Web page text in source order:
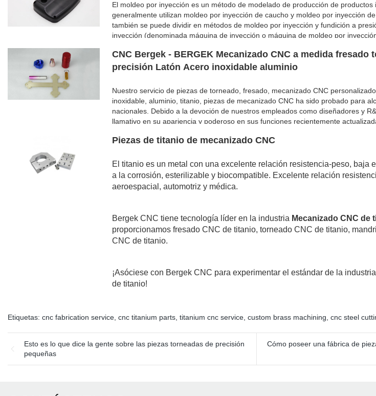
El moldeo por inyección es un método de modelado de producción de
generalmente utilizan moldeo por inyección de caucho y moldeo por inyección
también se puede dividir en métodos de moldeo por inyección y fundición a
inyección (denominada máquina de inyección o máquina de moldeo por
moldeo principal, el moldeo por inyección se logra mediante una máquina de
CNC Bergek - BERGEK Mecanizado CNC a medida
precisión Latón Acero inoxidable aluminio
Nuestro servicio de piezas de torneado, fresado, mecanizado CNC
inoxidable, aluminio, titanio, piezas de mecanizado CNC ha sido probado para
nacionales. Debido a la devoción de nuestros empleados como diseñadores y
llamativo en su apariencia y poderoso en sus funciones recientemente
piezas de metal personalizadas es mucho más competitiva en el mercado,
Piezas de titanio de mecanizado CNC
El titanio es un metal con una excelente relación resistencia-peso, baja
a la corrosión, esterilizable y biocompatible. Excelente relación
aeroespacial, automotriz y médica.
Bergek CNC tiene tecnología líder en la industria Mecanizado CNC de
proporcionamos fresado CNC de titanio, torneado CNC de titanio,
CNC de titanio.
¡Asóciese con Bergek CNC para experimentar el estándar de la
de titanio!
Etiquetas: cnc fabrication service cnc titanium parts titanium cnc service custom brass machining cnc steel
Esto es lo que dice la gente sobre las piezas torneadas de precisión
pequeñas
Cómo poseer una fábrica de